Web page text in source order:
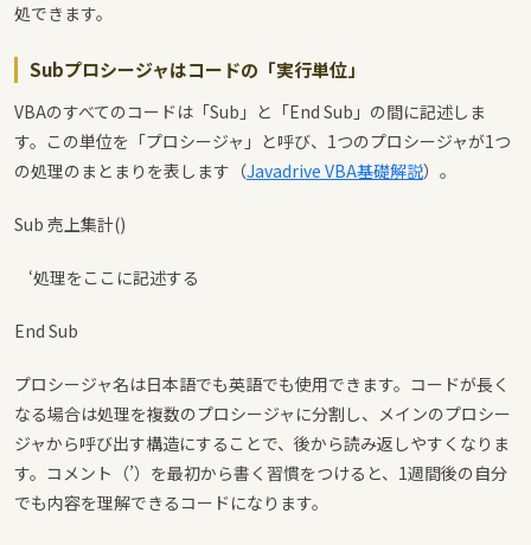
処できます。
Subプロシージャはコードの「実行単位」
VBAのすべてのコードは「Sub」と「End Sub」の間に記述しま
す。この単位を「プロシージャ」と呼び、1つのプロシージャが1つ
の処理のまとまりを表します（Javadrive VBA基礎解説）。
Sub 売上集計()
‘処理をここに記述する
End Sub
プロシージャ名は日本語でも英語でも使用できます。コードが長く
なる場合は処理を複数のプロシージャに分割し、メインのプロシー
ジャから呼び出す構造にすることで、後から読み返しやすくなりま
す。コメント（’）を最初から書く習慣をつけると、1週間後の自分
でも内容を理解できるコードになります。